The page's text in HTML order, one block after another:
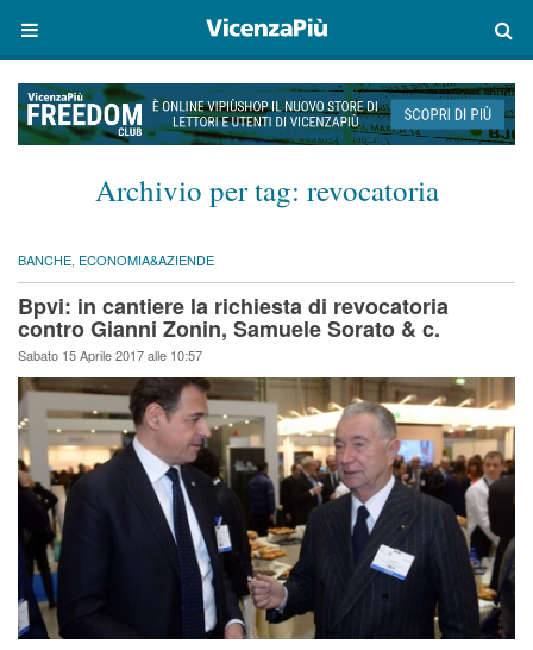
Archivio per tag: revocatoria
BANCHE, ECONOMIA&AZIENDE
Bpvi: in cantiere la richiesta di revocatoria
contro Gianni Zonin, Samuele Sorato & c.
Sabato 15 Aprile 2017 alle 10:57